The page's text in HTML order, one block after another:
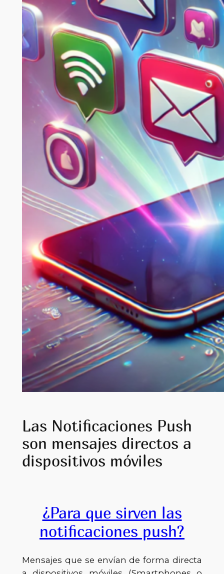
Las Notificaciones Push
son mensajes directos a
dispositivos móviles
¿Para que sirven las
notificaciones push?
Mensajes que se envían de forma directa